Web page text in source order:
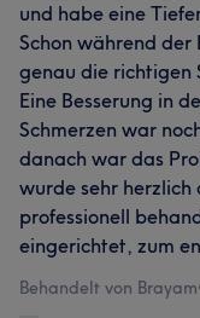
und habe eine
Schon während
genau die richtigen
Eine Besserung in
Schmerzen war
danach war das
wurde sehr herzlich
professionell
eingerichtet, zum
Behandelt von Brayam